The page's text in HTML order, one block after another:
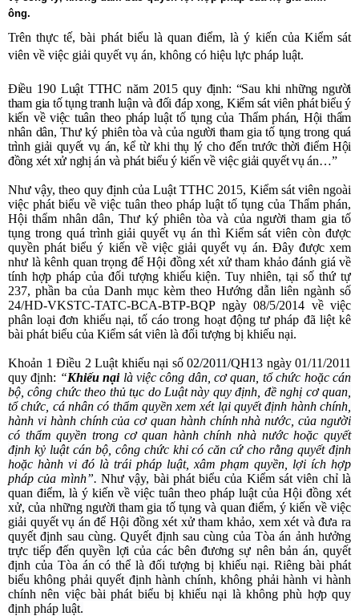
ông.
Trên thực tế, bài phát biểu là quan điểm, là ý kiến của Kiểm sát
viên về việc giải quyết vụ án, không có hiệu lực pháp luật.
Điều 190 Luật TTHC năm 2015 quy định: “Sau khi những người
tham gia tố tụng tranh luận và đối đáp xong, Kiểm sát viên phát biểu ý
kiến về việc tuân theo pháp luật tố tụng của Thẩm phán, Hội thẩm
nhân dân, Thư ký phiên tòa và của người tham gia tố tụng trong quá
trình giải quyết vụ án, kể từ khi thụ lý cho đến trước thời điểm Hội
đồng xét xử nghị án và phát biểu ý kiến về việc giải quyết vụ án…”
Như vậy, theo quy định của Luật TTHC 2015, Kiểm sát viên ngoài
việc phát biểu về việc tuân theo pháp luật tố tụng của Thẩm phán,
Hội thẩm nhân dân, Thư ký phiên tòa và của người tham gia tố
tụng trong quá trình giải quyết vụ án thì Kiểm sát viên còn được
quyền phát biểu ý kiến về việc giải quyết vụ án. Đây được xem
như là kênh quan trọng để Hội đồng xét xử tham khảo đánh giá về
tính hợp pháp của đối tượng khiếu kiện. Tuy nhiên, tại số thứ tự
237, phần ba của Danh mục kèm theo Hướng dẫn liên ngành số
24/HD-VKSTC-TATC-BCA-BTP-BQP ngày 08/5/2014 về việc
phân loại đơn khiếu nại, tố cáo trong hoạt động tư pháp đã liệt kê
bài phát biểu của Kiểm sát viên là đối tượng bị khiếu nại.
Khoản 1 Điều 2 Luật khiếu nại số 02/2011/QH13 ngày 01/11/2011
quy định: “Khiếu nại là việc công dân, cơ quan, tổ chức hoặc cán
bộ, công chức theo thủ tục do Luật này quy định, đề nghị cơ quan,
tổ chức, cá nhân có thẩm quyền xem xét lại quyết định hành chính,
hành vi hành chính của cơ quan hành chính nhà nước, của người
có thẩm quyền trong cơ quan hành chính nhà nước hoặc quyết
định kỷ luật cán bộ, công chức khi có căn cứ cho rằng quyết định
hoặc hành vi đó là trái pháp luật, xâm phạm quyền, lợi ích hợp
pháp của mình”. Như vậy, bài phát biểu của Kiểm sát viên chỉ là
quan điểm, là ý kiến về việc tuân theo pháp luật của Hội đồng xét
xử, của những người tham gia tố tụng và quan điểm, ý kiến về việc
giải quyết vụ án để Hội đồng xét xử tham khảo, xem xét và đưa ra
quyết định sau cùng. Quyết định sau cùng của Tòa án ảnh hưởng
trực tiếp đến quyền lợi của các bên đương sự nên bản án, quyết
định của Tòa án có thể là đối tượng bị khiếu nại. Riêng bài phát
biểu không phải quyết định hành chính, không phải hành vi hành
chính nên việc bài phát biểu bị khiếu nại là không phù hợp quy
định pháp luật.